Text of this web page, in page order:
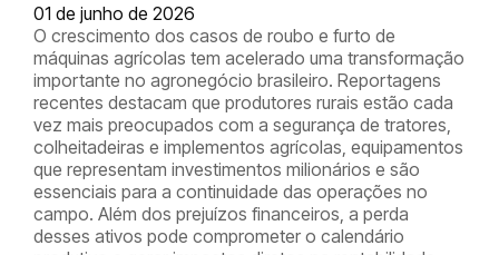
01 de junho de 2026
O crescimento dos casos de roubo e furto de
máquinas agrícolas tem acelerado uma transformação
importante no agronegócio brasileiro. Reportagens
recentes destacam que produtores rurais estão cada
vez mais preocupados com a segurança de tratores,
colheitadeiras e implementos agrícolas, equipamentos
que representam investimentos milionários e são
essenciais para a continuidade das operações no
campo. Além dos prejuízos financeiros, a perda
desses ativos pode comprometer o calendário